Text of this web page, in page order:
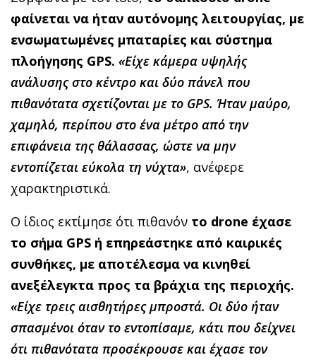
φαίνεται να ήταν αυτόνομης λειτουργίας, με
ενσωματωμένες μπαταρίες και σύστημα
πλοήγησης GPS. «Είχε κάμερα υψηλής
ανάλυσης στο κέντρο και δύο πάνελ που
πιθανότατα σχετίζονται με το GPS. Ήταν μαύρο,
χαμηλό, περίπου στο ένα μέτρο από την
επιφάνεια της θάλασσας, ώστε να μην
εντοπίζεται εύκολα τη νύχτα», ανέφερε
χαρακτηριστικά.
Ο ίδιος εκτίμησε ότι πιθανόν το drone έχασε
το σήμα GPS ή επηρεάστηκε από καιρικές
συνθήκες, με αποτέλεσμα να κινηθεί
ανεξέλεγκτα προς τα βράχια της περιοχής.
«Είχε τρεις αισθητήρες μπροστά. Οι δύο ήταν
σπασμένοι όταν το εντοπίσαμε, κάτι που δείχνει
ότι πιθανότατα προσέκρουσε και έχασε τον